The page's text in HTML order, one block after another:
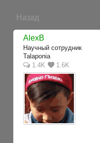
Назад
AlexB
Научный сотрудник
Talaponia
1.4K
1.6K